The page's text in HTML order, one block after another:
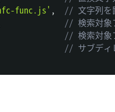
func.js' ,
// 文字列を
// 検索対象
// 検索対象
// サブディ